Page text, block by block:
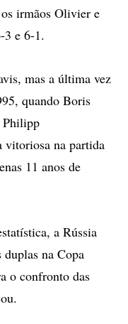
irmãos Olivier e
3 e 6-1.
mas a última vez
quando Boris
Philipp
vitoriosa na partida
11 anos de
a Rússia
na Copa
o confronto das